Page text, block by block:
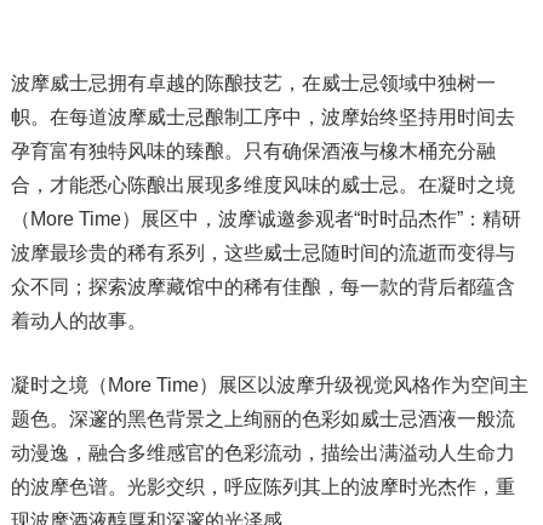
波摩威士忌拥有卓越的陈酿技艺，在威士忌领域中独树一
帜。在每道波摩威士忌酿制工序中，波摩始终坚持用时间去
孕育富有独特风味的臻酿。只有确保酒液与橡木桶充分融
合，才能悉心陈酿出展现多维度风味的威士忌。在凝时之境
（More Time）展区中，波摩诚邀参观者“时时品杰作”：精研
波摩最珍贵的稀有系列，这些威士忌随时间的流逝而变得与
众不同；探索波摩藏馆中的稀有佳酿，每一款的背后都蕴含
着动人的故事。
凝时之境（More Time）展区以波摩升级视觉风格作为空间主
题色。深邃的黑色背景之上绚丽的色彩如威士忌酒液一般流
动漫逸，融合多维感官的色彩流动，描绘出满溢动人生命力
的波摩色谱。光影交织，呼应陈列其上的波摩时光杰作，重
现波摩酒液醇厚和深邃的光泽感。